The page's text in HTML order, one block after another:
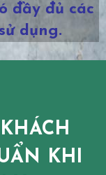
đầy đủ các
dụng.
KHI